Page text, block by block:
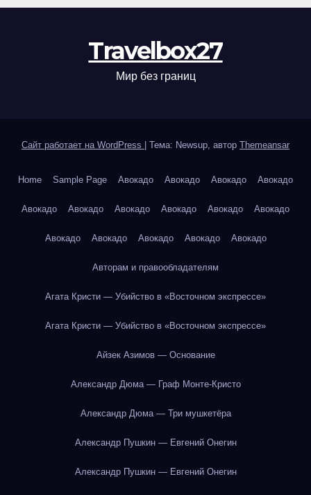
Travelbox27
Мир без границ
Сайт работает на WordPress Тема: Newsup, автор Themeansar
Home Sample Page Авокадо Авокадо Авокадо Авокадо
Авокадо Авокадо Авокадо Авокадо Авокадо Авокадо
Авокадо Авокадо Авокадо Авокадо Авокадо
Авторам и правообладателям
Агата Кристи — Убийство в «Восточном экспрессе»
Агата Кристи — Убийство в «Восточном экспрессе»
Айзек Азимов — Основание
Александр Дюма — Граф Монте-Кристо
Александр Дюма — Три мушкетёра
Александр Пушкин — Евгений Онегин
Александр Пушкин — Евгений Онегин